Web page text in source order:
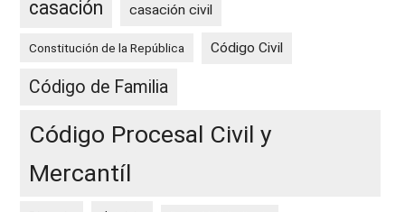
casación casación civil
Constitución de la República Código Civil
Código de Familia
Código Procesal Civil y
Mercantíl